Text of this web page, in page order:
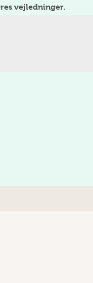
vejledninger.